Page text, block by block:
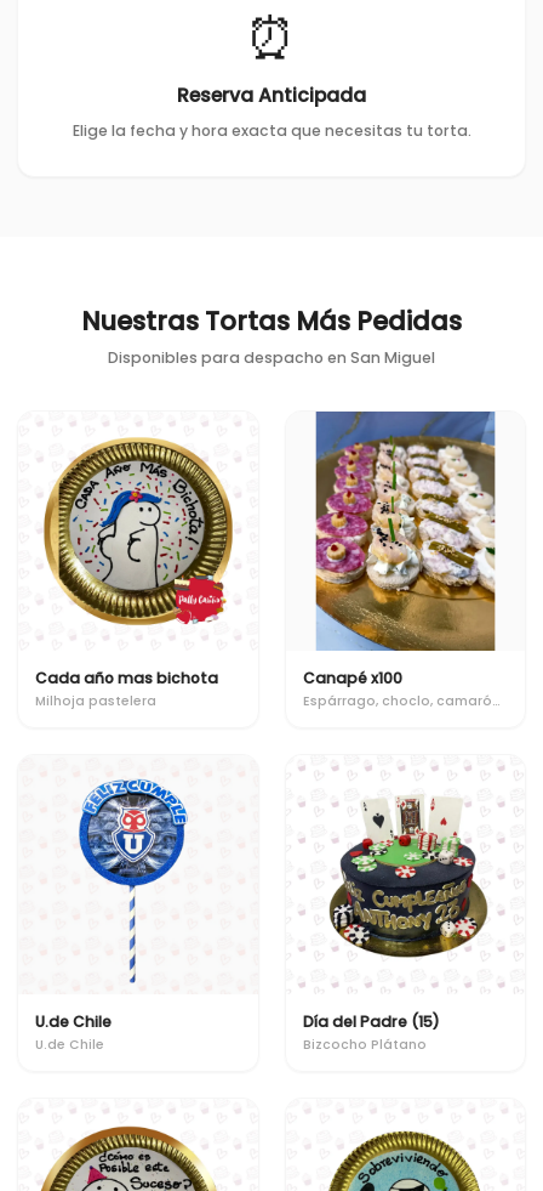
⏰
Reserva Anticipada
Elige la fecha y hora exacta que necesitas tu torta.
Nuestras Tortas Más Pedidas
Disponibles para despacho en San Miguel
Cada año mas bichota
Milhoja pastelera
Canapé x100
Espárrago, choclo, camarón, palmito
U.de Chile
U.de Chile
Día del Padre (15)
Bizcocho Plátano